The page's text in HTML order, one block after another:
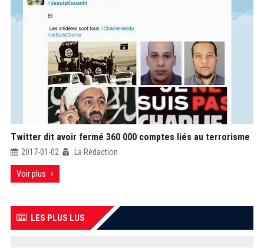
Twitter dit avoir fermé 360 000 comptes liés au terrorisme
2017-01-02 La Rédaction
Voir plus
LES PLUS LUS